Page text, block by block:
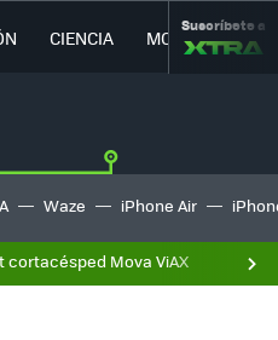
CIENCIA MOVILIDAD
Suscríbete a
Waze iPhone Air
cortacésped Mova ViAX